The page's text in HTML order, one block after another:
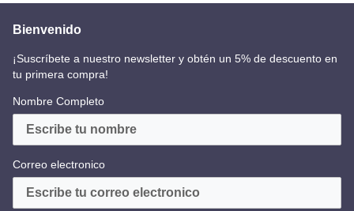
Bienvenido
¡Suscríbete a nuestro newsletter y obtén un 5% de descuento en
tu primera compra!
Nombre Completo
Correo electronico